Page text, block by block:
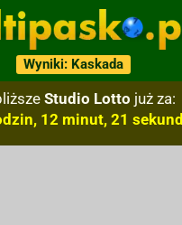
Wyniki: Kaskada
Studio Lotto już za:
12 minut, 20 sekund